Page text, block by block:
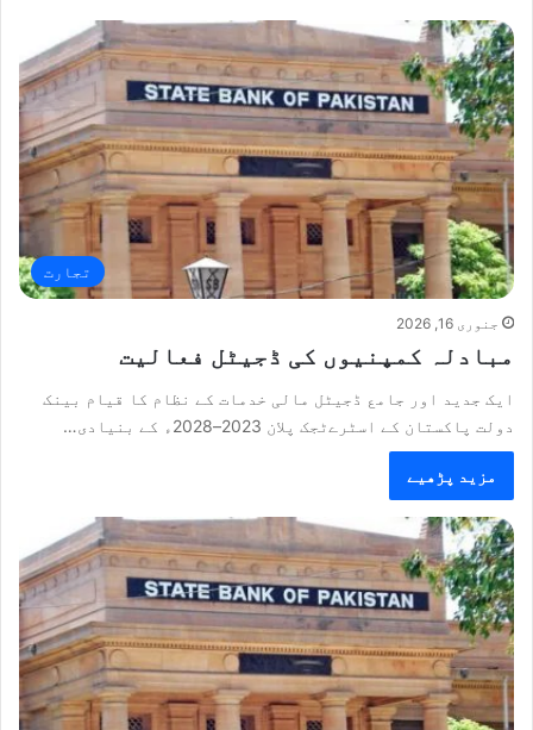
تجارت
جنوری 16, 2026
مبادلہ کمپنیوں کی ڈجیٹل فعالیت
ایک جدید اور جامع ڈجیٹل مالی خدمات کے نظام کا قیام بینک
دولت پاکستان کے اسٹرےٹجک پلان 2023–2028ء کے بنیادی…
مزید پڑھیے